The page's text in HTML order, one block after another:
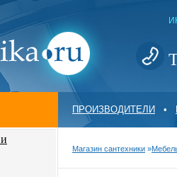
ПРОИЗВОДИТЕЛИ •
Магазин сантехники »